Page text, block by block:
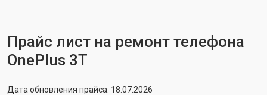
Прайс лист на ремонт телефона
OnePlus 3T
Дата обновления прайса: 18.07.2026